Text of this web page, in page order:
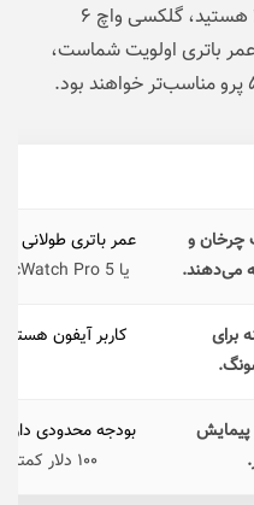
ساعت هوشمند لوکس با عملکرد بالا هستید، گلکسی واچ ۶
باتری اولویت شماست،
چرخان و
می‌دهند.
عمر باتری طولانی
یا TicWatch Pro 5 گزینه‌های بهتری هستند.
برای
کاربر آیفون هستید
پیمایش
بودجه محدودی دارید
۱۰۰ دلار کمتر، عملکرد مشابهی دارد.